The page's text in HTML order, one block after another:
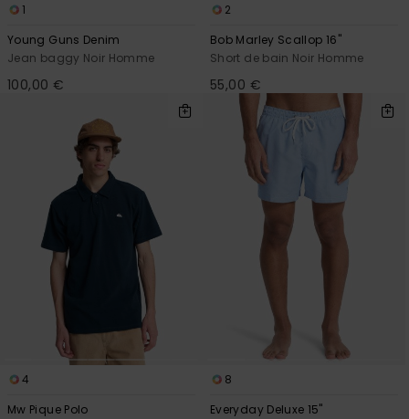
1
Young Guns Denim
Jean baggy Noir Homme
100,00 €
2
Bob Marley Scallop 16"
Short de bain Noir Homme
55,00 €
4
Mw Pique Polo
8
Everyday Deluxe 15"